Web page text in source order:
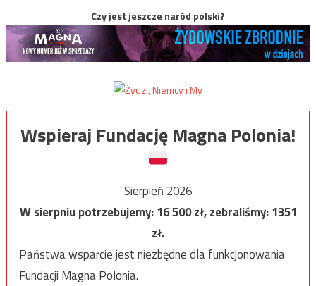
Czy jest jeszcze naród polski?
Wspieraj Fundację Magna Polonia!
Sierpień 2026
W sierpniu potrzebujemy:16 500zł, zebraliśmy:1351
zł.
Państwa wsparcie jest niezbędne dla funkcjonowania
Fundacji Magna Polonia.